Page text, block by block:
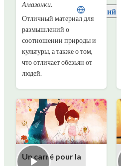
Русский
Амазонки.
Отличный материал для
размышлений о
соотношении природы и
культуры, а также о том,
что отличает обезьян от
людей.
Un carré pour la